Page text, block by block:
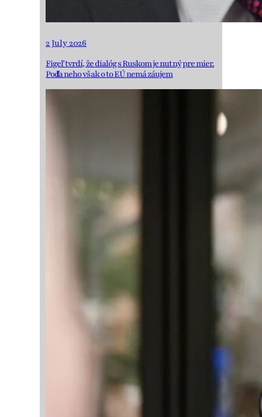
2 July 2026
Figeľ tvrdí, že dialóg s Ruskom je nutný pre mier.
Podľa neho však o to EÚ nemá záujem